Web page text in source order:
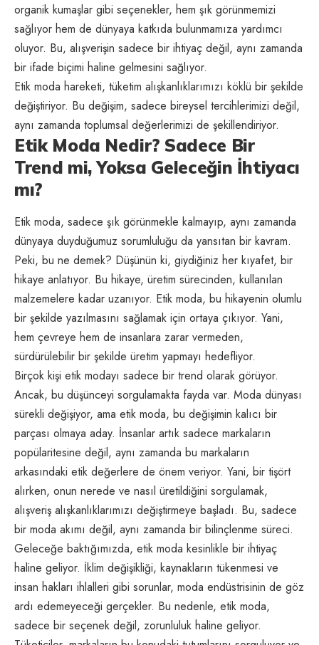
organik kumaşlar gibi seçenekler, hem şık görünmemizi
sağlıyor hem de dünyaya katkıda bulunmamıza yardımcı
oluyor. Bu, alışverişin sadece bir ihtiyaç değil, aynı zamanda
bir ifade biçimi haline gelmesini sağlıyor.
Etik moda hareketi, tüketim alışkanlıklarımızı köklü bir şekilde
değiştiriyor. Bu değişim, sadece bireysel tercihlerimizi değil,
aynı zamanda toplumsal değerlerimizi de şekillendiriyor.
Etik Moda Nedir? Sadece Bir
Trend mi, Yoksa Geleceğin İhtiyacı
mı?
Etik moda, sadece şık görünmekle kalmayıp, aynı zamanda
dünyaya duyduğumuz sorumluluğu da yansıtan bir kavram.
Peki, bu ne demek? Düşünün ki, giydiğiniz her kıyafet, bir
hikaye anlatıyor. Bu hikaye, üretim sürecinden, kullanılan
malzemelere kadar uzanıyor. Etik moda, bu hikayenin olumlu
bir şekilde yazılmasını sağlamak için ortaya çıkıyor. Yani,
hem çevreye hem de insanlara zarar vermeden,
sürdürülebilir bir şekilde üretim yapmayı hedefliyor.
Birçok kişi etik modayı sadece bir trend olarak görüyor.
Ancak, bu düşünceyi sorgulamakta fayda var. Moda dünyası
sürekli değişiyor, ama etik moda, bu değişimin kalıcı bir
parçası olmaya aday. İnsanlar artık sadece markaların
popülaritesine değil, aynı zamanda bu markaların
arkasındaki etik değerlere de önem veriyor. Yani, bir tişört
alırken, onun nerede ve nasıl üretildiğini sorgulamak,
alışveriş alışkanlıklarımızı değiştirmeye başladı. Bu, sadece
bir moda akımı değil, aynı zamanda bir bilinçlenme süreci.
Geleceğe baktığımızda, etik moda kesinlikle bir ihtiyaç
haline geliyor. İklim değişikliği, kaynakların tükenmesi ve
insan hakları ihlalleri gibi sorunlar, moda endüstrisinin de göz
ardı edemeyeceği gerçekler. Bu nedenle, etik moda,
sadece bir seçenek değil, zorunluluk haline geliyor.